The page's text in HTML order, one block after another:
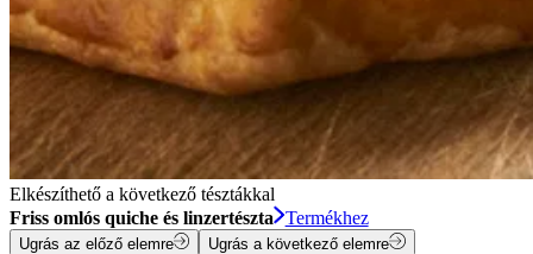
Elkészíthető a következő tésztákkal
Friss omlós quiche és linzertészta
Termékhez
Ugrás az előző elemre Ugrás a következő elemre